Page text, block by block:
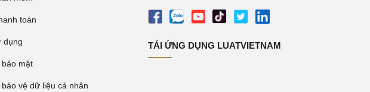
toán
dụng
mật
vệ dữ liệu cá nhân
TẢI ỨNG DỤNG LUATVIETNAM